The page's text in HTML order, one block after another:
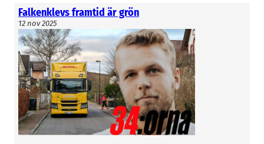
Falkenklevs framtid är grön
12 nov 2025